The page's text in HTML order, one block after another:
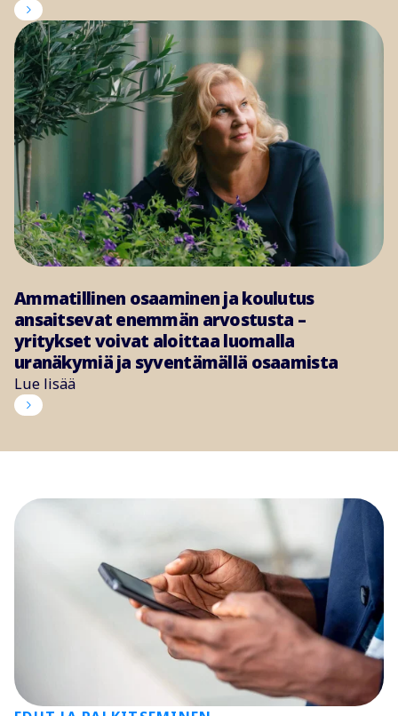
Ammatillinen osaaminen ja koulutus
ansaitsevat enemmän arvostusta –
yritykset voivat aloittaa luomalla
uranäkymiä ja syventämällä osaamista
Lue lisää